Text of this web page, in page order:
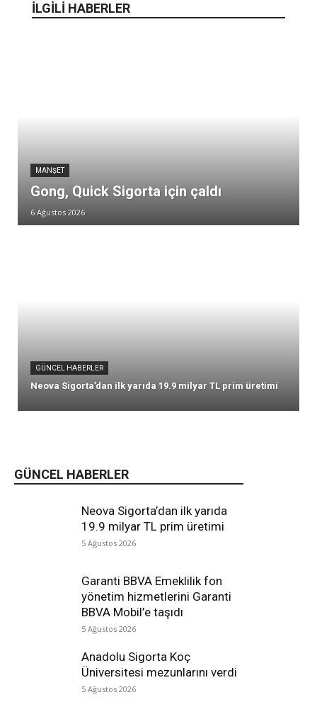
GÜNCEL HABERLER
Neova Sigorta’dan ilk yarıda
19.9 milyar TL prim üretimi
5 Ağustos 2026
Garanti BBVA Emeklilik fon
yönetim hizmetlerini Garanti
BBVA Mobil’e taşıdı
5 Ağustos 2026
Anadolu Sigorta Koç
Üniversitesi mezunlarını verdi
5 Ağustos 2026
İLGİLİ HABERLER
MANŞET
Gong, Quick Sigorta için çaldı
6 Ağustos 2026
GÜNCEL HABERLER
Neova Sigorta’dan ilk yarıda 19.9 milyar TL prim üretimi